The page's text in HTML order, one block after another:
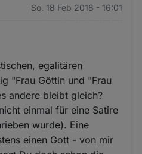
So. 18 Feb 2018 - 16:01
egalitären
"Frau Göttin und "Frau
andere bleibt gleich?
einmal für eine Satire
wurde). Eine
einen Gott - von mir